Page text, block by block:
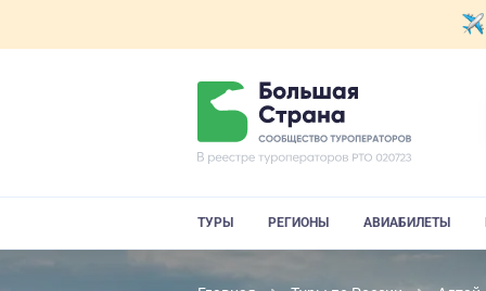
ТУРЫ РЕГИОНЫ АВИАБИЛЕТЫ